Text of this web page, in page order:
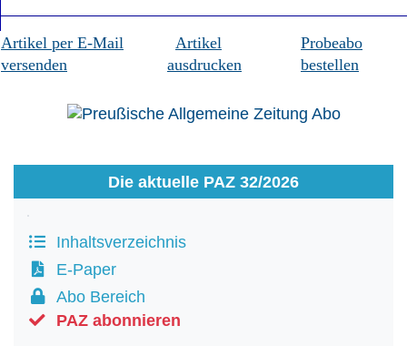
Artikel per E-Mail
versenden
Artikel
ausdrucken
Probeabo
bestellen
Die aktuelle PAZ 32/2026
Inhaltsverzeichnis
E-Paper
Abo Bereich
PAZ abonnieren